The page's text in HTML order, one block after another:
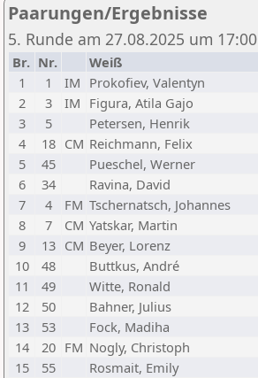
Paarungen/Ergebnisse
5. Runde am 27.08.2025 um 17:00
Br. Nr. Weiß
1
1 IM Prokofiev, Valentyn
2
3 IM Figura, Atila Gajo
3
5 Petersen, Henrik
4
18 CM Reichmann, Felix
5
45 Pueschel, Werner
6
34 Ravina, David
7
4 FM Tschernatsch, Johannes
8
7 CM Yatskar, Martin
9
13 CM Beyer, Lorenz
10
48 Buttkus, André
11
49 Witte, Ronald
12
50 Bahner, Julius
13
53 Fock, Madiha
14
20 FM Nogly, Christoph
15
55 Rosmait, Emily